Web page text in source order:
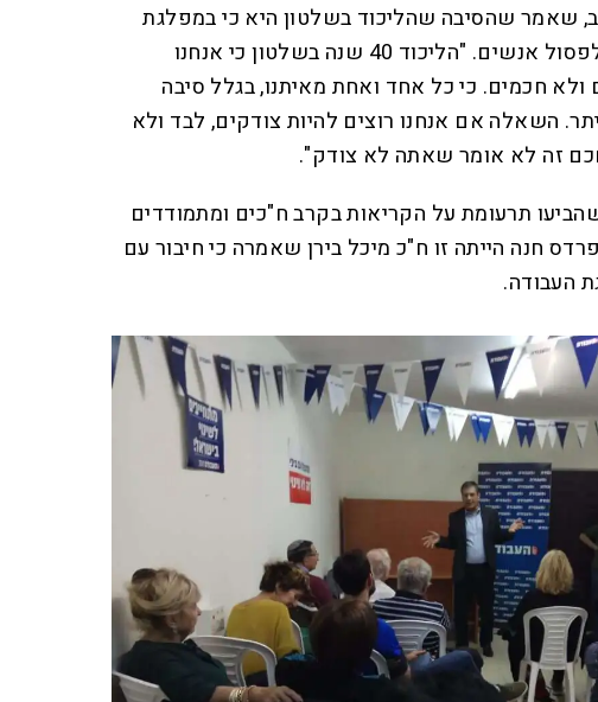
שאמר שהסיבה שהליכוד בשלטון היא כי במפלגת
העבודה מחפשים איך לפסול אנשים. "הליכוד 40 שנה בשלטון כי אנחנו
ולא חכמים. כי כל אחד ואחת מאיתנו, בגלל סיבה
השאלה אם אנחנו רוצים להיות צודקים, לבד ולא
זה לא אומר שאתה לא צודק".
תרעומת על הקריאות בקרב ח"כים ומתמודדים
חנה הייתה זו ח"כ מיכל בירן שאמרה כי חיבור עם
העבודה.